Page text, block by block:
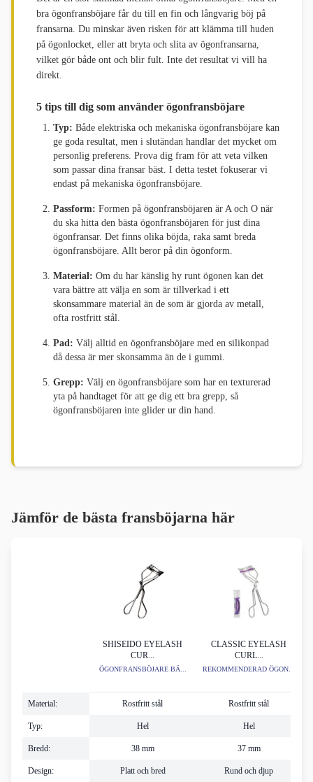
bra ögonfransböjare får du till en fin och långvarig böj på
fransarna. Du minskar även risken för att klämma till huden
på ögonlocket, eller att bryta och slita av ögonfransarna,
vilket gör både ont och blir fult. Inte det resultat vi vill ha
direkt.
5 tips till dig som använder ögonfransböjare
Typ: Både elektriska och mekaniska ögonfransböjare kan
ge goda resultat, men i slutändan handlar det mycket om
personlig preferens. Prova dig fram för att veta vilken
som passar dina fransar bäst. I detta testet fokuserar vi
endast på mekaniska ögonfransböjare.
Passform: Formen på ögonfransböjaren är A och O när
du ska hitta den bästa ögonfransböjaren för just dina
ögonfransar. Det finns olika böjda, raka samt breda
ögonfransböjare. Allt beror på din ögonform.
Material: Om du har känslig hy runt ögonen kan det
vara bättre att välja en som är tillverkad i ett
skonsammare material än de som är gjorda av metall,
ofta rostfritt stål.
Pad: Välj alltid en ögonfransböjare med en silikonpad
då dessa är mer skonsamma än de i gummi.
Grepp: Välj en ögonfransböjare som har en texturerad
yta på handtaget för att ge dig ett bra grepp, så
ögonfransböjaren inte glider ur din hand.
Jämför de bästa fransböjarna här
Material:
Typ:
Bredd:
Design:
SHISEIDO EYELASH
CUR...
ÖGONFRANSBÖJARE BÄ...
Rostfritt stål
Hel
38 mm
Platt och bred
CLASSIC EYELASH
CURL...
REKOMMENDERAD ÖGON...
Rostfritt stål
Hel
37 mm
Rund och djup